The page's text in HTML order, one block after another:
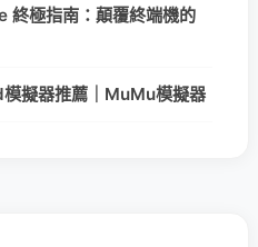
極指南：顛覆終端機的
擬器推薦｜MuMu模擬器